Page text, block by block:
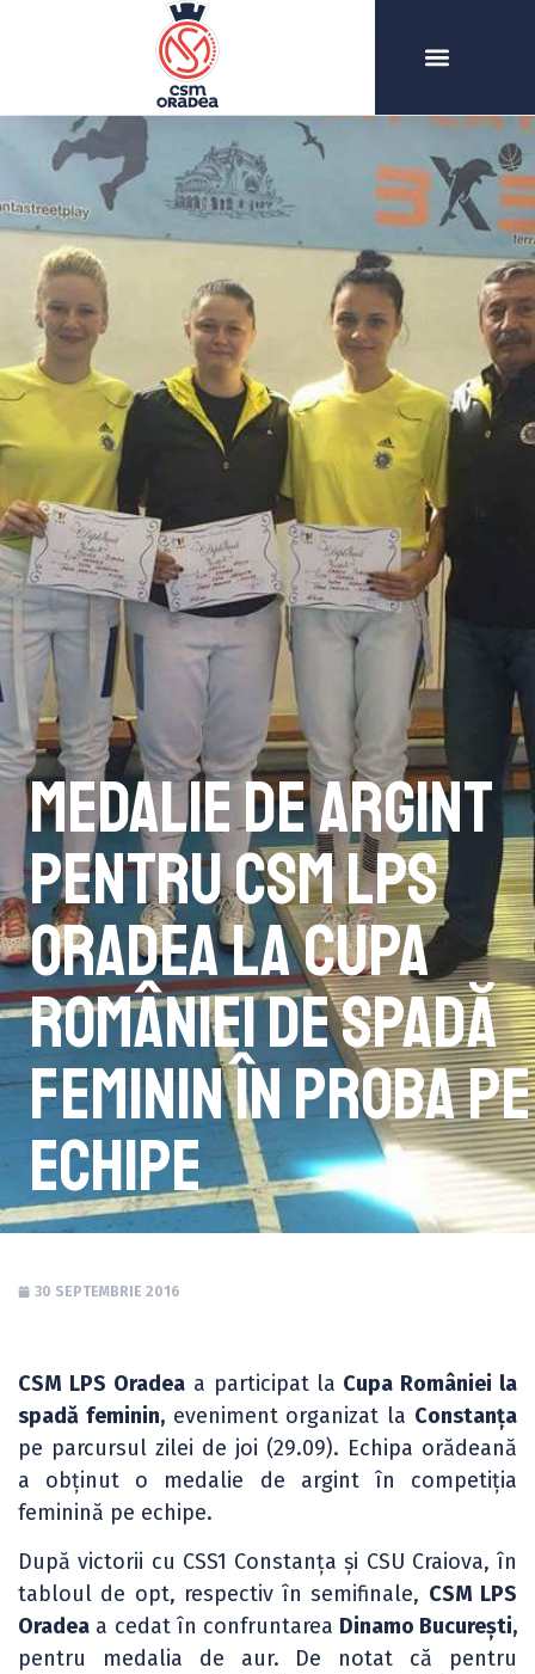
Medalie de argint
pentru CSM LPS
Oradea la Cupa
României de spadă
feminin în proba pe
echipe
30 SEPTEMBRIE 2016
CSM LPS Oradeaa participat la Cupa României la
spadă feminin,eveniment organizat la Constanța
pe parcursul zilei de joi (29.09). Echipa orădeană
a obținut o medalie de argint în competiția
feminină pe echipe.
După victorii cu CSS1 Constanța și CSU Craiova, în
tabloul de opt, respectiv în semifinale, CSM LPS
Oradea a cedat în confruntarea Dinamo București,
pentru medalia de aur. De notat că pentru